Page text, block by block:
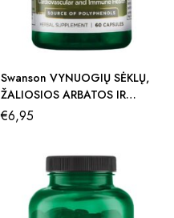
Swanson VYNUOGIŲ SĖKLŲ,
ŽALIOSIOS ARBATOS IR
PUŠIES ŽIEVĖS KOMPLEKSAS
€6,95